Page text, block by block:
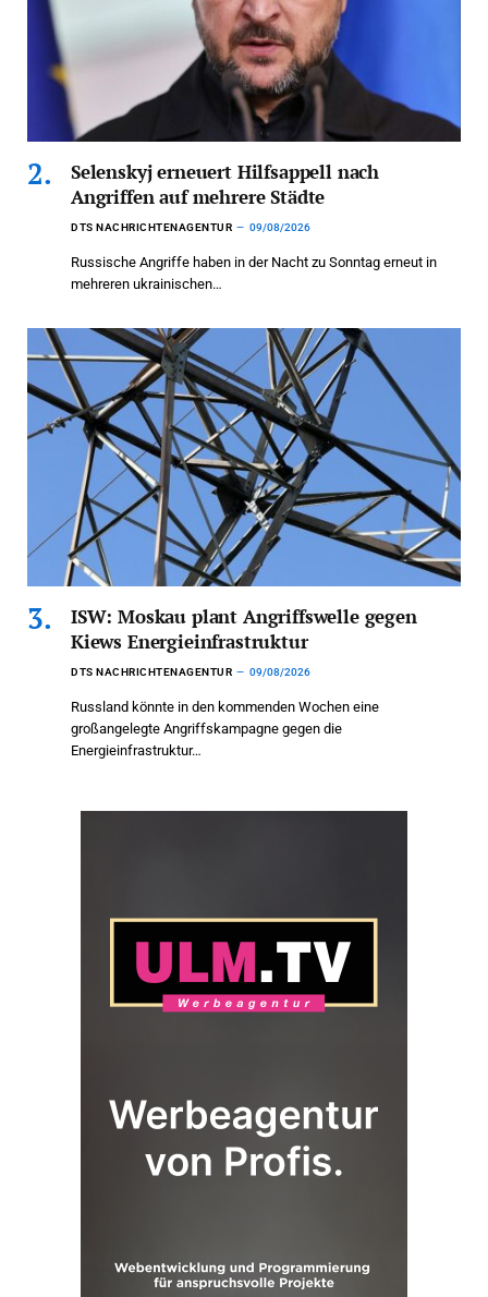
Selenskyj erneuert Hilfsappell nach
Angriffen auf mehrere Städte
DTS NACHRICHTENAGENTUR 09/08/2026
Russische Angriffe haben in der Nacht zu Sonntag erneut in
mehreren ukrainischen…
ISW: Moskau plant Angriffswelle gegen
Kiews Energieinfrastruktur
DTS NACHRICHTENAGENTUR 09/08/2026
Russland könnte in den kommenden Wochen eine
großangelegte Angriffskampagne gegen die
Energieinfrastruktur…